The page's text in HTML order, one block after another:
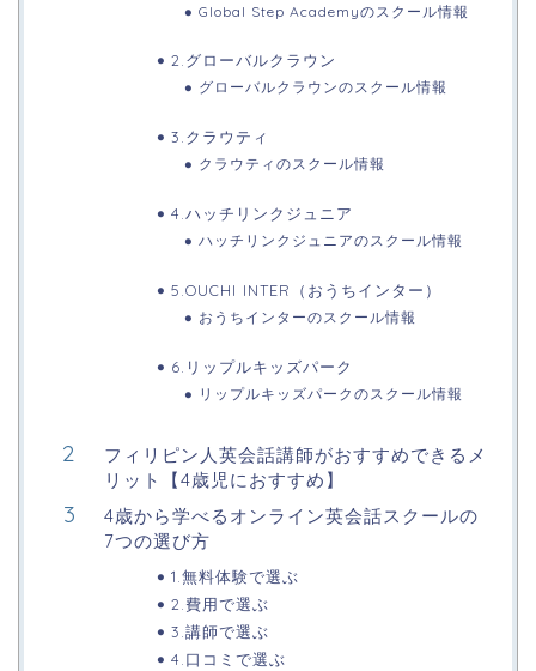
Global Step Academyのスクール情報
2.グローバルクラウン
グローバルクラウンのスクール情報
3.クラウティ
クラウティのスクール情報
4.ハッチリンクジュニア
ハッチリンクジュニアのスクール情報
5.OUCHI INTER（おうちインター）
おうちインターのスクール情報
6.リップルキッズパーク
リップルキッズパークのスクール情報
フィリピン人英会話講師がおすすめできるメ
リット【4歳児におすすめ】
4歳から学べるオンライン英会話スクールの
7つの選び方
1.無料体験で選ぶ
2.費用で選ぶ
3.講師で選ぶ
4.口コミで選ぶ